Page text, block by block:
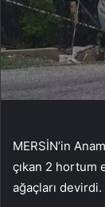
MERSİN’in
çıkan 2 hortum
ağaçları devirdi.